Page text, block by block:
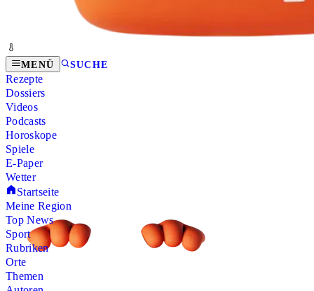
MENÜ SUCHE
Rezepte
Dossiers
Videos
Podcasts
Horoskope
Spiele
E-Paper
Wetter
Startseite
Meine Region
Top News
Sport
Rubriken
Orte
Themen